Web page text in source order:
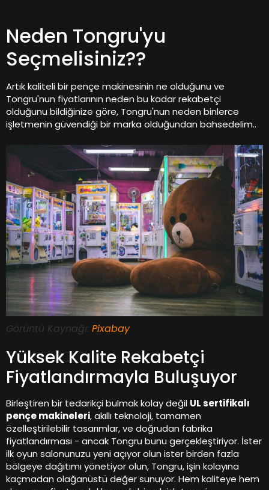
Neden Tongru'yu
Seçmelisiniz??
Artık kaliteli bir pençe makinesinin ne olduğunu ve
Tongru'nun fiyatlarının neden bu kadar rekabetçi
olduğunu bildiğinize göre, Tongru'nun neden binlerce
işletmenin güvendiği bir marka olduğundan bahsedelim..
Görüntü Kaynağı: Pixabay
Yüksek Kalite Rekabetçi
Fiyatlandırmayla Buluşuyor
Birleştiren bir tedarikçi bulmak kolay değil UL sertifikalı
pençe makineleri, akıllı teknoloji, tamamen
özelleştirilebilir tasarımlar, ve doğrudan fabrika
fiyatlandırması - ancak Tongru bunu gerçekleştiriyor. İster
ilk oyun salonunuzu yeni açıyor olun ister birden fazla
bölgeye dağıtımı yönetiyor olun, Tongru, işin kolayına
kaçmadan olağanüstü değer sunuyor. Hem kaliteye hem